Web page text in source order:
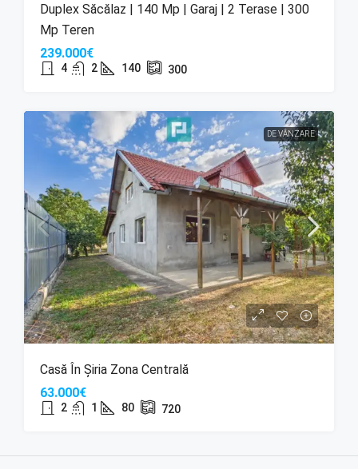
Duplex Săcălaz | 140 Mp | Garaj | 2 Terase | 300
Mp Teren
239.000€
4 2 140 300
DE VÂNZARE
Casă În Șiria Zona Centrală
63.000€
2 1 80 720